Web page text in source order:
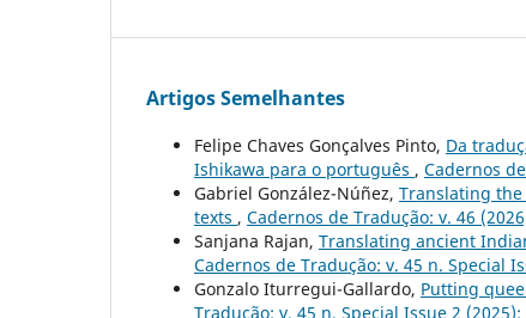
Artigos Semelhantes
Felipe Chaves Gonçalves Pinto, Da
Ishikawa para o português , Cadernos
Gabriel González-Núñez, Translating the
texts , Cadernos de Tradução: v. 46
Sanjana Rajan, Translating ancient
Cadernos de Tradução: v. 45 n. Special
Gonzalo Iturregui-Gallardo, Putting
Tradução: v. 45 n. Special Issue 2